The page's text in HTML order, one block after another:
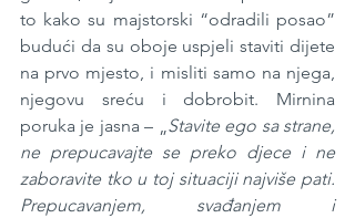
to kako su majstorski “odradili posao”
budući da su oboje uspjeli staviti dijete
na prvo mjesto, i misliti samo na njega,
njegovu sreću i dobrobit. Mirnina
poruka je jasna – „Stavite ego sa strane,
ne prepucavajte se preko djece i ne
zaboravite tko u toj situaciji najviše pati.
Prepucavanjem, svađanjem i